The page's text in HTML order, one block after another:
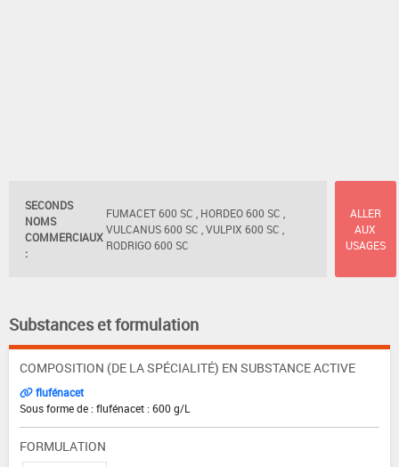
SECONDS
NOMS
COMMERCIAUX
:
FUMACET 600 SC , HORDEO 600 SC ,
VULCANUS 600 SC , VULPIX 600 SC ,
RODRIGO 600 SC
ALLER
AUX
USAGES
Substances et formulation
COMPOSITION (DE LA SPÉCIALITÉ) EN SUBSTANCE ACTIVE
flufénacet
Sous forme de : flufénacet : 600 g/L
FORMULATION